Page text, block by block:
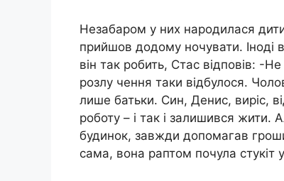
Незабаром у них народилася
прийшов додому ночувати. Іноді
він так робить, Стас відповів: -
розлу чення таки відбулося.
лише батьки. Син, Денис, виріс,
роботу – і так і залишився жити.
будинок, завжди допомагав
сама, вона раптом почула стукіт